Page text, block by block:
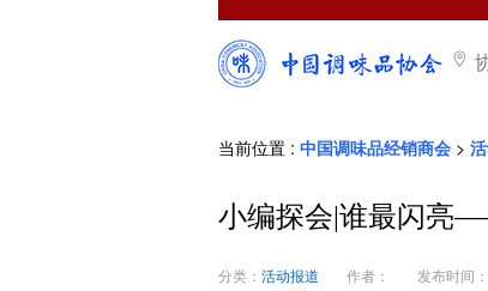
当前位置 : 中国调味品经销商会 >
小编探会|谁最闪亮
分类： 活动报道 作者： 发布时间